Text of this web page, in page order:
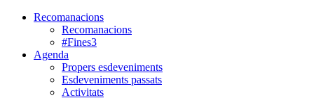
Recomanacions
Recomanacions
#Fines3
Agenda
Propers esdeveniments
Esdeveniments passats
Activitats